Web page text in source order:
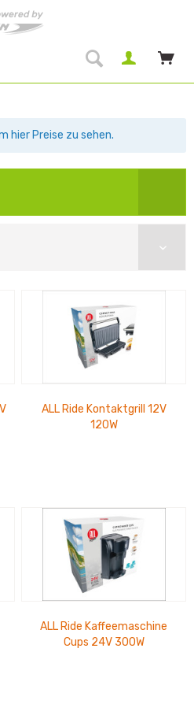
hier Preise zu sehen.
ALL Ride Kontaktgrill 12V
120W
ALL Ride Kaffeemaschine
Cups 24V 300W